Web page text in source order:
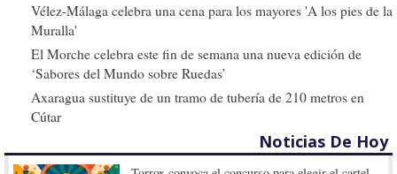
Vélez-Málaga celebra una cena para los mayores 'A los pies de la
Muralla'
El Morche celebra este fin de semana una nueva edición de
‘Sabores del Mundo sobre Ruedas’
Axaragua sustituye de un tramo de tubería de 210 metros en
Cútar
Noticias De Hoy